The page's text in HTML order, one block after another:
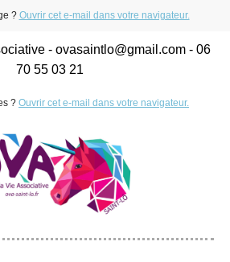
? Ouvrir cet e-mail dans votre navigateur.
- ovasaintlo@gmail.com - 06
70 55 03 21
? Ouvrir cet e-mail dans votre navigateur.